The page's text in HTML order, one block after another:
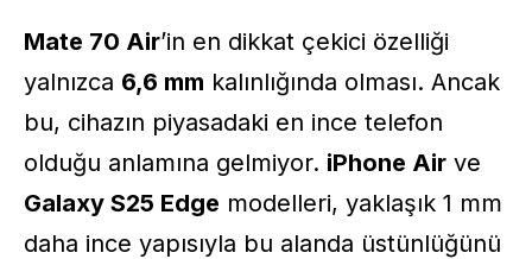
Mate 70 Air’in en dikkat çekici özelliği
yalnızca 6,6 mm kalınlığında olması. Ancak
bu, cihazın piyasadaki en ince telefon
olduğu anlamına gelmiyor. iPhone Air ve
Galaxy S25 Edge modelleri, yaklaşık 1 mm
daha ince yapısıyla bu alanda üstünlüğünü